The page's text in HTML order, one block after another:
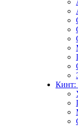
Кинт: